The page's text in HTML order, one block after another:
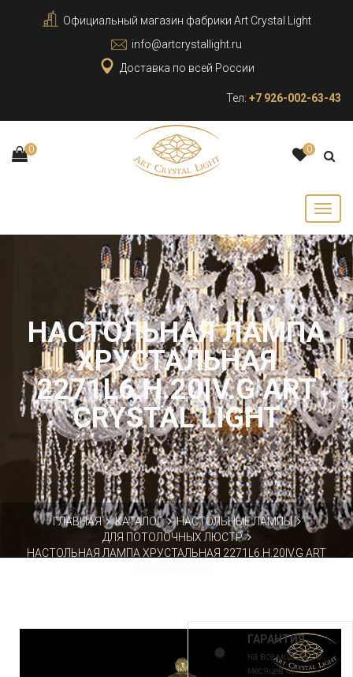
Официальный магазин фабрики Art Crystal Light
info@artcrystallight.ru
Доставка по всей России
Тел: +7 926-002-63-43
0 0
НАСТОЛЬНАЯ ЛАМПА
ХРУСТАЛЬНАЯ
2271L6.H.20IV.G ART
CRYSTAL LIGHT
ГЛАВНАЯ КАТАЛОГ
НАСТОЛЬНЫЕ ЛАМПЫ
ДЛЯ ПОТОЛОЧНЫХ ЛЮСТР
НАСТОЛЬНАЯ ЛАМПА ХРУСТАЛЬНАЯ 2271L6.H.20IV.G ART
ГАРАНТИЯ
на все модели 30
месяцев от